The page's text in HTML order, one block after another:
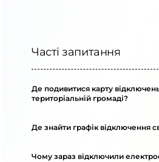
Часті запитання
Де подивитися карту
територіальній громаді?
Де знайти графік відключення
Чому зараз відключили